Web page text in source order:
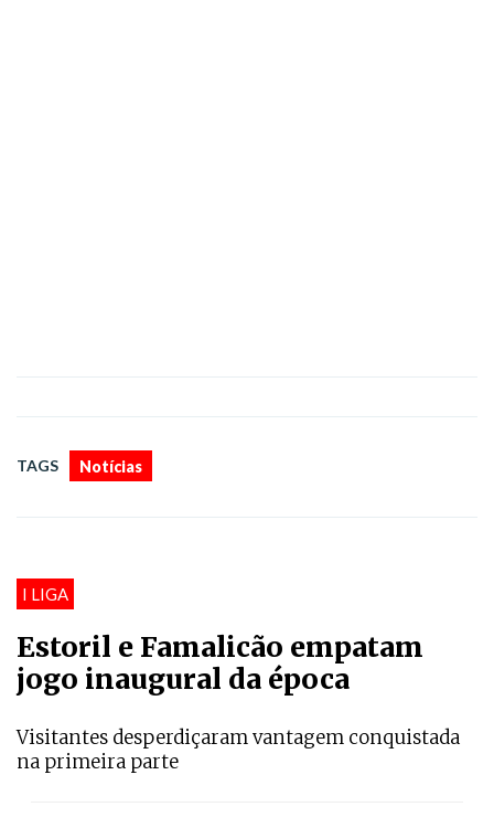
TAGS Notícias
I LIGA
Estoril e Famalicão empatam
jogo inaugural da época
Visitantes desperdiçaram vantagem conquistada
na primeira parte